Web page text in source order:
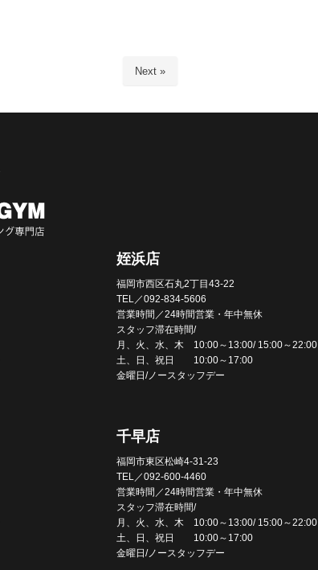
Next »
姪浜店
福岡市西区石丸2丁目43-22
TEL／092-834-5606
営業時間／24時間営業・年中無休
スタッフ滞在時間/
月、火、水、木 10:00～13:00/ 15:00～22:00
土、日、祝日 10:00～17:00
金曜日/ノースタッフデー
千早店
福岡市東区松崎4-31-23
TEL／092-600-4460
営業時間／24時間営業・年中無休
スタッフ滞在時間/
月、火、水、木 10:00～13:00/ 15:00～22:00
土、日、祝日 10:00～17:00
金曜日/ノースタッフデー